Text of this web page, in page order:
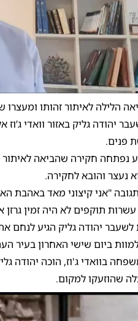
הלילה לאיתור זהותו
יהודה גליק באזור וואדי
פנים.
נפתחה חקירה שהביאה
"אני קיצוני מאד באהבת
תוקפים לא היה זמין גרזן
לשעבר יהודה גליק הגיע
ביום שישי האחרון
בוואדי ג'וז, הוכה יהודה
שהוזעקו למקום.